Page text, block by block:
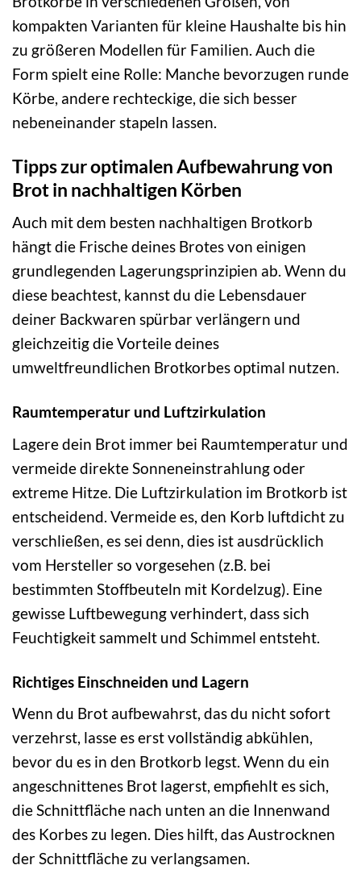
kompakten Varianten für kleine Haushalte bis hin
zu größeren Modellen für Familien. Auch die
Form spielt eine Rolle: Manche bevorzugen runde
Körbe, andere rechteckige, die sich besser
nebeneinander stapeln lassen.
Tipps zur optimalen Aufbewahrung von
Brot in nachhaltigen Körben
Auch mit dem besten nachhaltigen Brotkorb
hängt die Frische deines Brotes von einigen
grundlegenden Lagerungsprinzipien ab. Wenn du
diese beachtest, kannst du die Lebensdauer
deiner Backwaren spürbar verlängern und
gleichzeitig die Vorteile deines
umweltfreundlichen Brotkorbes optimal nutzen.
Raumtemperatur und Luftzirkulation
Lagere dein Brot immer bei Raumtemperatur und
vermeide direkte Sonneneinstrahlung oder
extreme Hitze. Die Luftzirkulation im Brotkorb ist
entscheidend. Vermeide es, den Korb luftdicht zu
verschließen, es sei denn, dies ist ausdrücklich
vom Hersteller so vorgesehen (z.B. bei
bestimmten Stoffbeuteln mit Kordelzug). Eine
gewisse Luftbewegung verhindert, dass sich
Feuchtigkeit sammelt und Schimmel entsteht.
Richtiges Einschneiden und Lagern
Wenn du Brot aufbewahrst, das du nicht sofort
verzehrst, lasse es erst vollständig abkühlen,
bevor du es in den Brotkorb legst. Wenn du ein
angeschnittenes Brot lagerst, empfiehlt es sich,
die Schnittfläche nach unten an die Innenwand
des Korbes zu legen. Dies hilft, das Austrocknen
der Schnittfläche zu verlangsamen.